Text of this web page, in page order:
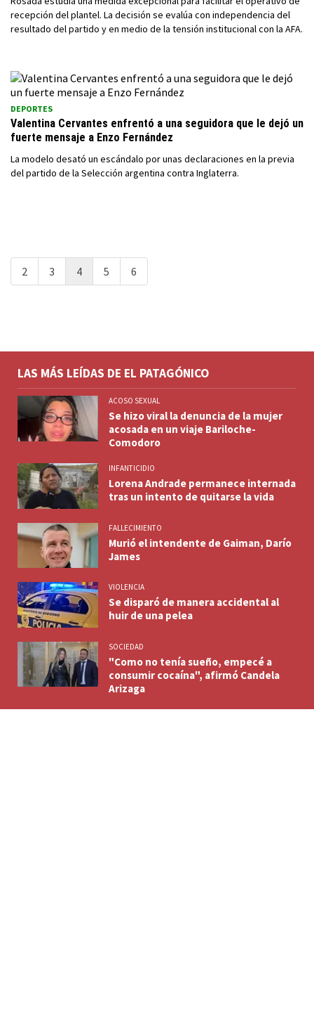
recepción del plantel. La decisión se evalúa con independencia del
resultado del partido y en medio de la tensión institucional con la AFA.
DEPORTES
Valentina Cervantes enfrentó a una seguidora que le dejó un
fuerte mensaje a Enzo Fernández
La modelo desató un escándalo por unas declaraciones en la previa
del partido de la Selección argentina contra Inglaterra.
2 3 4 5 6
LAS MÁS LEÍDAS DE EL PATAGÓNICO
ACOSO SEXUAL
Se hizo viral la denuncia de la mujer
acosada en un viaje Bariloche-
Comodoro
INFANTICIDIO
Lorena Andrade permanece internada
tras un intento de quitarse la vida
FALLECIMIENTO
Murió el intendente de Gaiman, Darío
James
VIOLENCIA
Se disparó de manera accidental al
huir de una pelea
SOCIEDAD
"Como no tenía sueño, empecé a
consumir cocaína", afirmó Candela
Arizaga